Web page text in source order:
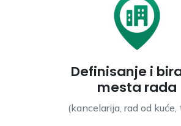
Definisanje i
mesta rada
(kancelarija, rad od kuće,